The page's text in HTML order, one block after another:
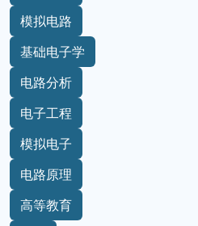
模拟电路
基础电子学
电路分析
电子工程
模拟电子
电路原理
高等教育